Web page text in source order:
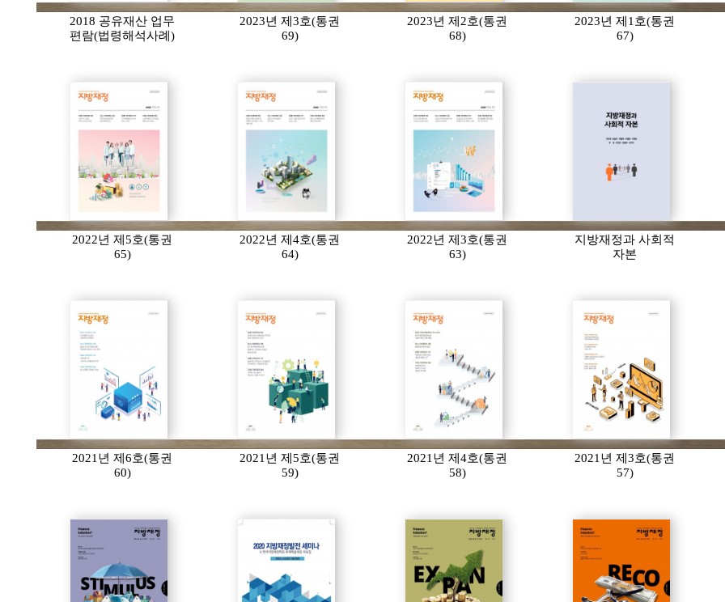
2018 공유재산 업무
편람(법령해석사례)
2023년 제3호(통권
69)
2023년 제2호(통권
68)
2023년 제1호(통권
67)
2022년 제5호(통권
65)
2022년 제4호(통권
64)
2022년 제3호(통권
63)
지방재정과 사회적
자본
2021년 제6호(통권
60)
2021년 제5호(통권
59)
2021년 제4호(통권
58)
2021년 제3호(통권
57)